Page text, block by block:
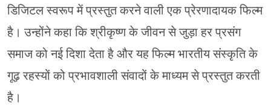
डिजिटल स्वरूप में प्रस्तुत करने वाली एक प्रेरणादायक फिल्म
है। उन्होंने कहा कि श्रीकृष्ण के जीवन से जुड़ा हर प्रसंग
समाज को नई दिशा देता है और यह फिल्म भारतीय संस्कृति के
गूढ़ रहस्यों को प्रभावशाली संवादों के माध्यम से प्रस्तुत करती
है।